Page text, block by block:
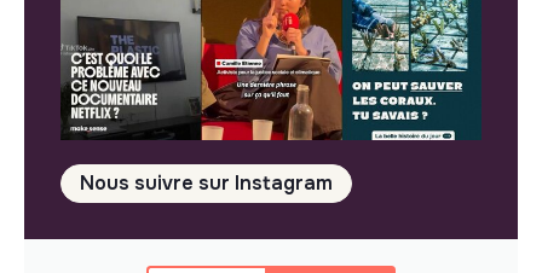
Nous suivre sur Instagram